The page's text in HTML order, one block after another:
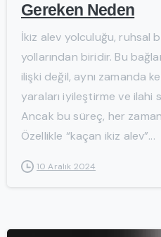
Gereken Neden
İkiz alev yolculuğu, ruhsal
yollarından biridir. Bu
ilişki değil, aynı zamanda
yaraları iyileştirme ve ilahi
Ancak bu süreç, her
Özellikle “kaçan ikiz alev”...
10 Aralık 2024